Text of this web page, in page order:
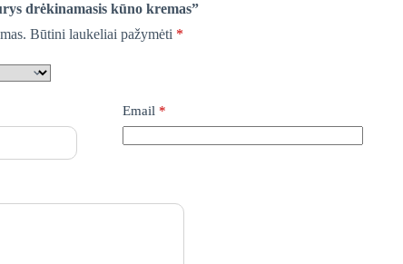
drėkinamasis kūno kremas”
Būtini laukeliai pažymėti *
Email *